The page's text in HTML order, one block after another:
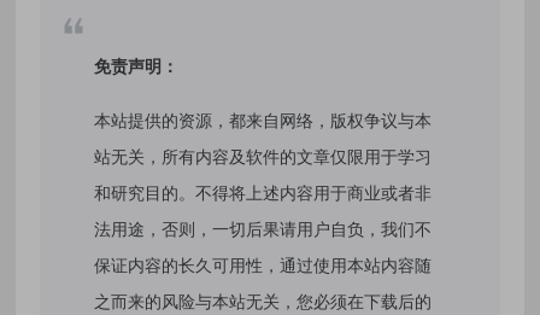
免责声明：
本站提供的资源，都来自网络，版权争议与本
站无关，所有内容及软件的文章仅限用于学习
和研究目的。不得将上述内容用于商业或者非
法用途，否则，一切后果请用户自负，我们不
保证内容的长久可用性，通过使用本站内容随
之而来的风险与本站无关，您必须在下载后的